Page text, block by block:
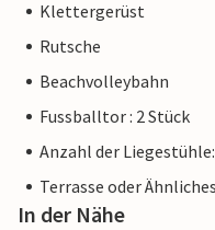
Klettergerüst
Rutsche
Beachvolleybahn
Fussballtor : 2 Stück
Anzahl der
Terrasse oder
In der Nähe